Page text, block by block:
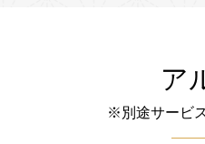
ア
※別途サービ